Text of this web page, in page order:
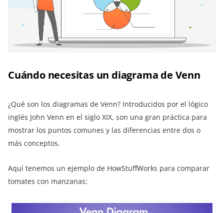
Cuándo necesitas un diagrama de Venn
¿Qué son los diagramas de Venn? Introducidos por el lógico
inglés John Venn en el siglo XIX, son una gran práctica para
mostrar los puntos comunes y las diferencias entre dos o
más conceptos.
Aquí tenemos un ejemplo de HowStuffWorks para comparar
tomates con manzanas: